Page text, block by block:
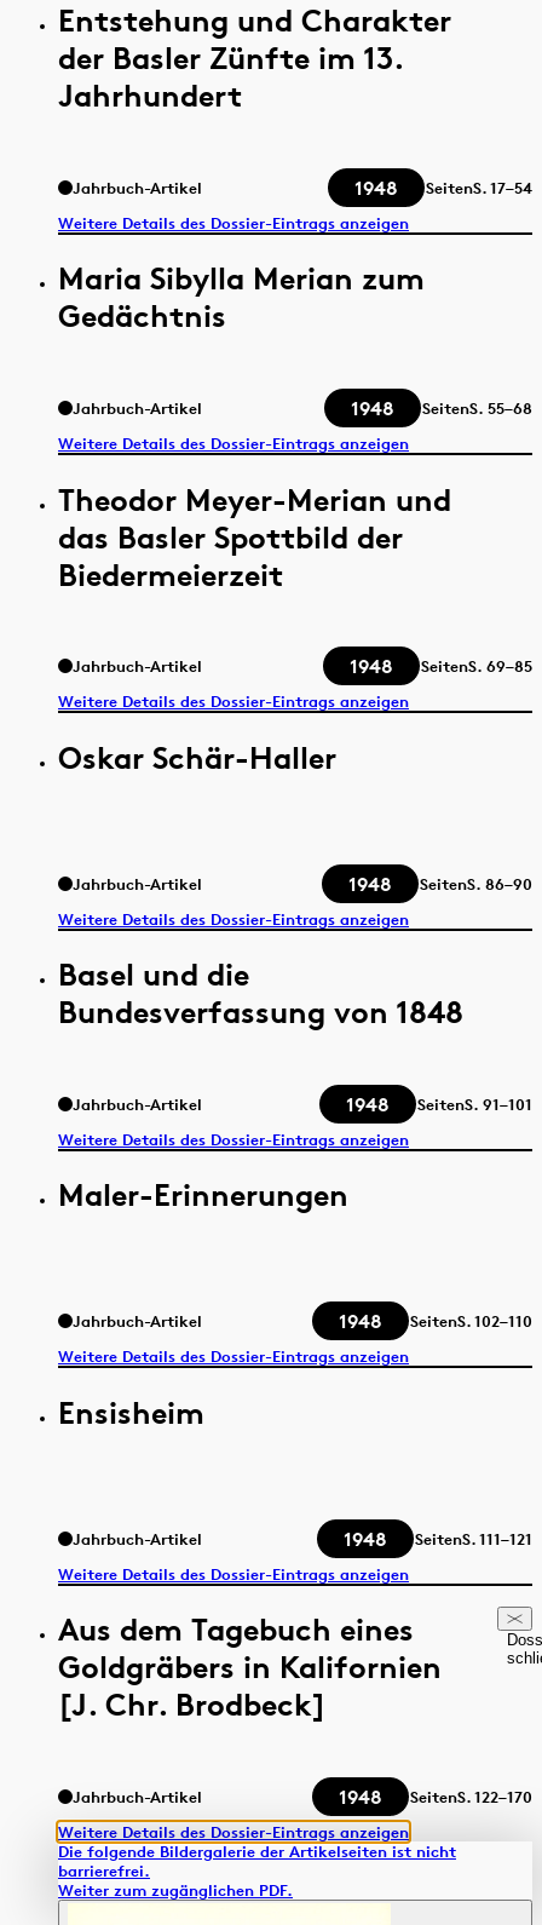
Entstehung und Charakter
der Basler Zünfte im 13.
Jahrhundert
Jahrbuch-Artikel 1948 SeitenS.17–54
Weitere Details des Dossier-Eintrags anzeigen
Maria Sibylla Merian zum
Gedächtnis
Jahrbuch-Artikel 1948 SeitenS. 55–68
Weitere Details des Dossier-Eintrags anzeigen
Theodor Meyer-Merian und
das Basler Spottbild der
Biedermeierzeit
Jahrbuch-Artikel 1948 SeitenS. 69–85
Weitere Details des Dossier-Eintrags anzeigen
Oskar Schär-Haller
Jahrbuch-Artikel 1948 SeitenS. 86–90
Weitere Details des Dossier-Eintrags anzeigen
Basel und die
Bundesverfassung von 1848
Jahrbuch-Artikel 1948 SeitenS. 91–101
Weitere Details des Dossier-Eintrags anzeigen
Maler-Erinnerungen
Jahrbuch-Artikel 1948 SeitenS.102–110
Weitere Details des Dossier-Eintrags anzeigen
Ensisheim
Jahrbuch-Artikel 1948 SeitenS.111–121
Weitere Details des Dossier-Eintrags anzeigen
Aus dem Tagebuch eines
Goldgräbers in Kalifornien
[J. Chr. Brodbeck]
Jahrbuch-Artikel 1948 SeitenS.122–170
Weitere Details des Dossier-Eintrags anzeigen
Die folgende Bildergalerie der Artikelseiten ist nicht
barrierefrei.
Weiter zum zugänglichen PDF.